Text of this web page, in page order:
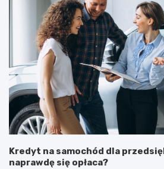
Kredyt na samochód dla
naprawdę się opłaca?